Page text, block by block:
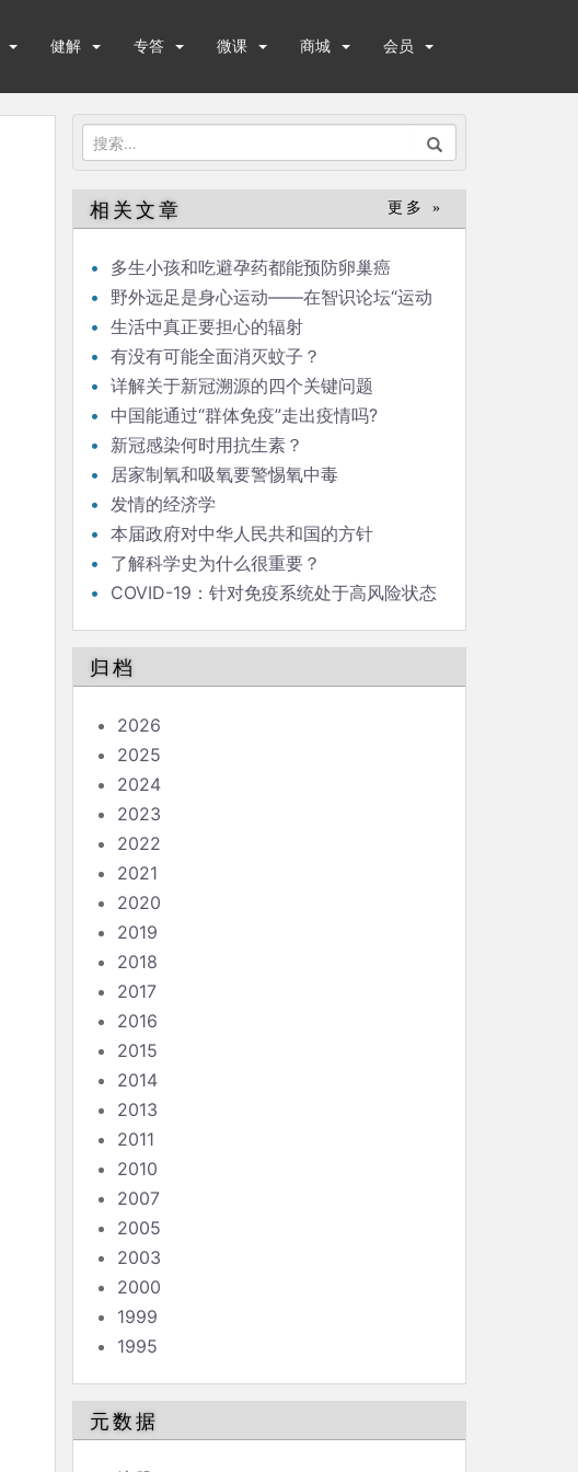
健解 专答 微课 商城 会员
搜
索：
相关文章 更多 »
多生小孩和吃避孕药都能预防卵巢癌
野外远足是身心运动——在智识论坛“运动
与健康”的发言
生活中真正要担心的辐射
有没有可能全面消灭蚊子？
详解关于新冠溯源的四个关键问题
中国能通过“群体免疫”走出疫情吗?
新冠感染何时用抗生素？
居家制氧和吸氧要警惕氧中毒
发情的经济学
本届政府对中华人民共和国的方针
了解科学史为什么很重要？
COVID-19：针对免疫系统处于高风险状态
归档
2026
2025
2024
2023
2022
2021
2020
2019
2018
2017
2016
2015
2014
2013
2011
2010
2007
2005
2003
2000
1999
1995
元数据